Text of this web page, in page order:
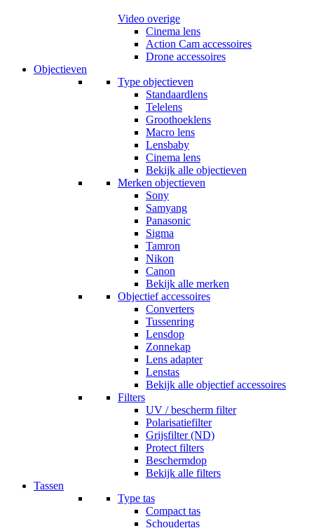
Video overige
Cinema lens
Action Cam accessoires
Drone accessoires
Objectieven
Type objectieven
Standaardlens
Telelens
Groothoeklens
Macro lens
Lensbaby
Cinema lens
Bekijk alle objectieven
Merken objectieven
Sony
Samyang
Panasonic
Sigma
Tamron
Nikon
Canon
Bekijk alle merken
Objectief accessoires
Converters
Tussenring
Lensdop
Zonnekap
Lens adapter
Lenstas
Bekijk alle objectief accessoires
Filters
UV / bescherm filter
Polarisatiefilter
Grijsfilter (ND)
Protect filters
Beschermdop
Bekijk alle filters
Tassen
Type tas
Compact tas
Schoudertas